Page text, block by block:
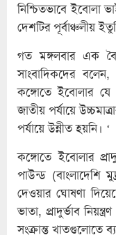
নিশ্চিতভাবে ইবোলা
দেশটির পূর্বাঞ্চলীয়
গত মঙ্গলবার এক
সাংবাদিকদের বলেন,
কঙ্গোতে ইবোলার
জাতীয় পর্যায়ে
পর্যায়ে উন্নীত হয়নি। ‘
কঙ্গোতে ইবোলার
পাউন্ড (বাংলাদেশি
দেওয়ার ঘোষণা
ভাতা, প্রাদুর্ভাব
সংক্রান্ত খাতগুলোতে